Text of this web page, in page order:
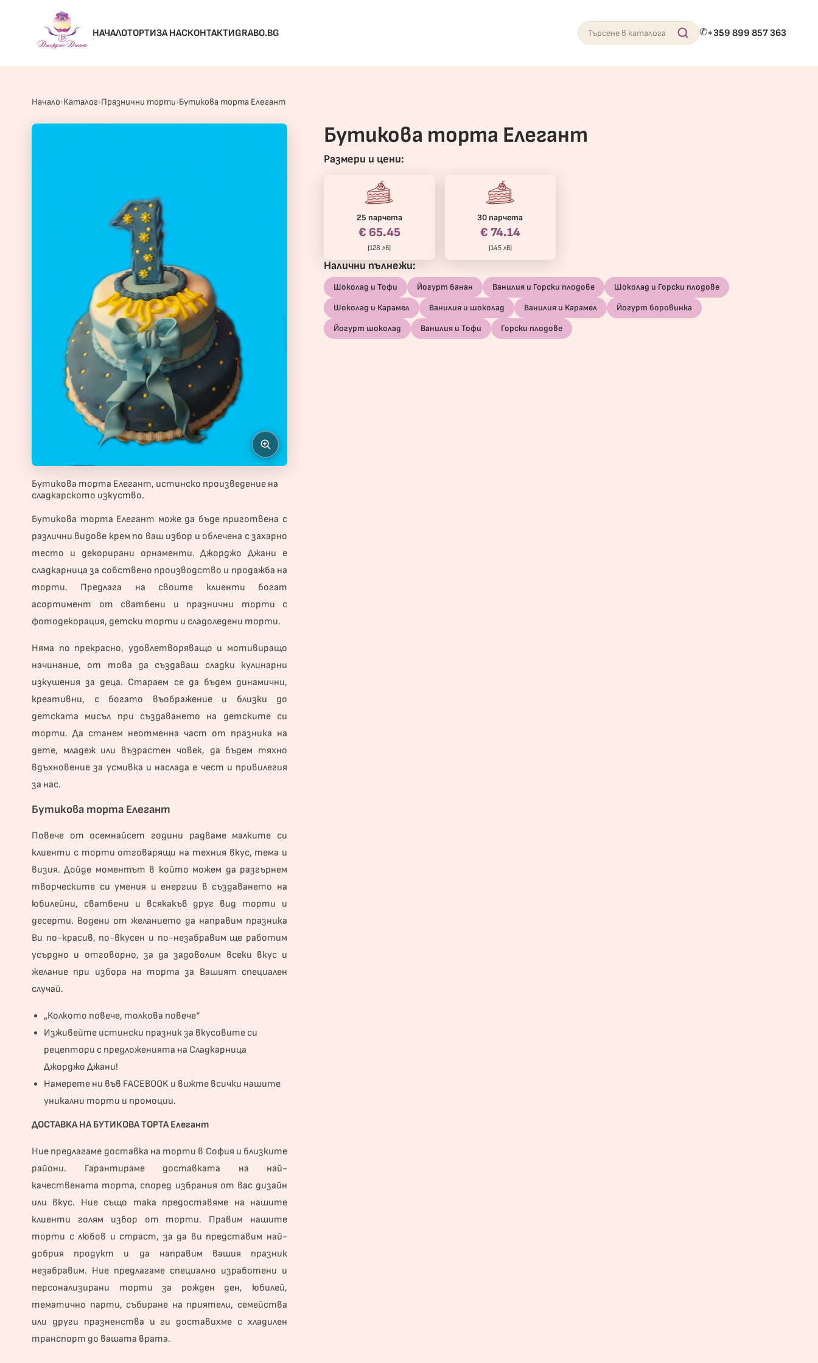
НАЧАЛОТОРТИЗА НАСКОНТАКТИGRABO.BG
Search
✆+359 899 857 363
Начало Каталог Празнични торти Бутикова торта Елегант
Бутикова торта Елегант, истинско произведение на
сладкарското изкуство.
Бутикова торта Елегант може да бъде приготвена с
различни видове крем по ваш избор и облечена с захарно
тесто и декорирани орнаменти. Джорджо Джани е
сладкарница за собствено производство и продажба на
торти. Предлага на своите клиенти богат
асортимент от сватбени и празнични торти с
фотодекорация, детски торти и сладоледени торти.
Няма по прекрасно, удовлетворяващо и мотивиращо
начинание, от това да създаваш сладки кулинарни
изкушения за деца. Стараем се да бъдем динамични,
креативни, с богато въображение и близки до
детската мисъл при създаването на детските си
торти. Да станем неотменна част от празника на
дете, младеж или възрастен човек, да бъдем тяхно
вдъхновение за усмивка и наслада е чест и привилегия
за нас.
Бутикова торта Елегант
Повече от осемнайсет години радваме малките си
клиенти с торти отговарящи на техния вкус, тема и
визия. Дойде моментът в който можем да разгърнем
творческите си умения и енергии в създаването на
юбилейни, сватбени и всякакъв друг вид торти и
десерти. Водени от желанието да направим празника
Ви по-красив, по-вкусен и по-незабравим ще работим
усърдно и отговорно, за да задоволим всеки вкус и
желание при избора на торта за Вашият специален
случай.
„Колкото повече, толкова повече“
Изживейте истински празник за вкусовите си
рецептори с предложенията на Сладкарница
Джорджо Джани!
Намерете ни във FACEBOOK и вижте всички нашите
уникални торти и промоции.
ДОСТАВКА НА БУТИКОВА ТОРТА Елегант
Ние предлагаме доставка на торти в София и близките
райони. Гарантираме доставката на най-
качествената торта, според избрания от вас дизайн
или вкус. Ние също така предоставяме на нашите
клиенти голям избор от торти. Правим нашите
торти с любов и страст, за да ви представим най-
добрия продукт и да направим вашия празник
незабравим. Ние предлагаме специално изработени и
персонализирани торти за рожден ден, юбилей,
тематично парти, събиране на приятели, семейства
или други празненства и ги доставихме с хладилен
транспорт до вашата врата.
Бутикова торта Елегант
Размери и цени:
25 парчета
€ 65.45
(128 лв)
30 парчета
€ 74.14
(145 лв)
Налични пълнежи:
Шоколад и Тофи Йогурт банан Ванилия и Горски плодове
Шоколад и Горски плодове
Шоколад и Карамел
Ванилия и шоколад Ванилия и Карамел
Йогурт боровинка
Йогурт шоколад
Ванилия и Тофи Горски плодове